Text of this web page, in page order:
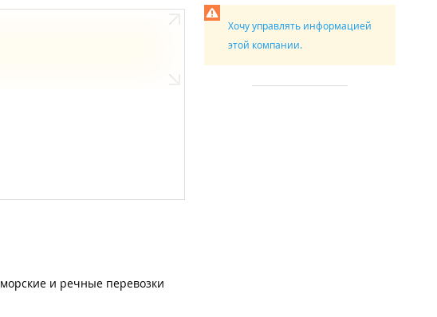
морские и речные перевозки
Хочу управлять информацией
этой компании.